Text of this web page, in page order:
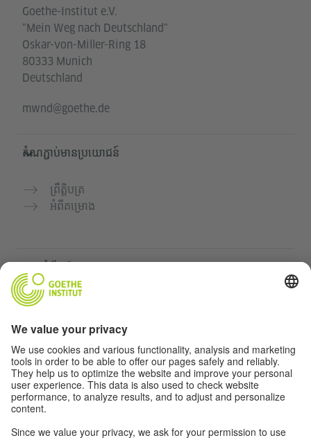
Goethe-Institut e.V.
"Mein Weg nach Deutschland"
Oskar-von-Miller-Ring 18
80333 Munich
Deutschland
mwnd@goethe.de
តំណភ្ជាប់មានប្រយោជន៍
ព្រឹត្តិបត្រ
អំពីគម្រោង
វគ្គសិក្សាភាសាអាល្លឺម៉ង់របស់ Goethe-Institut
បណ្តាញសម្រាប់គ្រូបង្រៀន "Deutschstunde"
ភាពឯកជន និងការចូលដំណើរការដោយគ្មានឧបសគ្គ